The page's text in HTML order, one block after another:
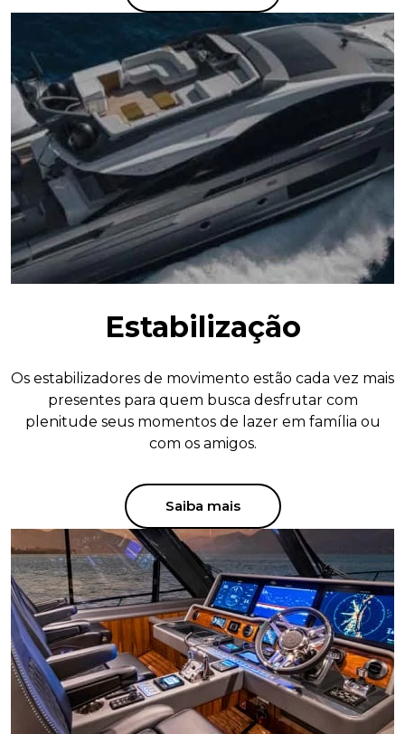
Estabilização
Os estabilizadores de movimento estão cada vez mais
presentes para quem busca desfrutar com
plenitude seus momentos de lazer em família ou
com os amigos.
Saiba mais